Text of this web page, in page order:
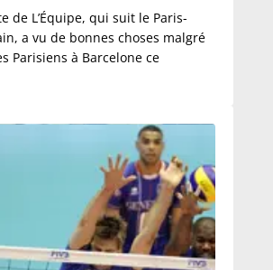
de L’Équipe, qui suit le Paris-
a vu de bonnes choses malgré
Parisiens à Barcelone ce